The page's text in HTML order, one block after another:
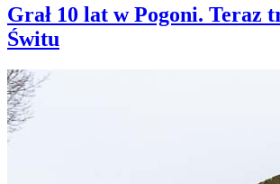
Grał 10 lat w Pogoni. Teraz
Świtu